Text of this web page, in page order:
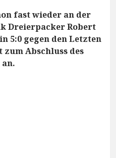
fast wieder an der
Dreierpacker Robert
5:0 gegen den Letzten
zum Abschluss des